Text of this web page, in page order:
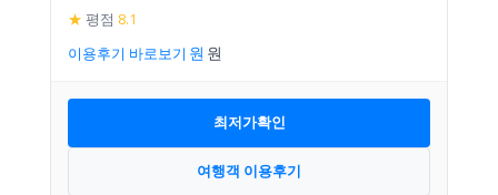
★ 평점 8.1
이용후기 바로보기
최저가확인
여행객 이용후기